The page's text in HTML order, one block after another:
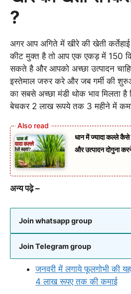
?
अगर आप अगिते में खीरे की खेती
कीट मुक्त है तो आप एक एकड़ में 150
सकते है और आपको अच्छा उत्पादन
इस्तेमाल जरुर करे और जब गर्मी की
का सबसे अच्छा मंडी थोक भाव मिलता
बेचकर 2 लाख रूपये तक 3 महीने में
धान में ज्यादा कल्ले कैसे
और उत्पादन दोगुना
अन्य पढ़े –
Join whatsapp group
Join Telegram group
जनवरी में लगाये फूलगोभी की
4 लाख रूपए तक की कमाई